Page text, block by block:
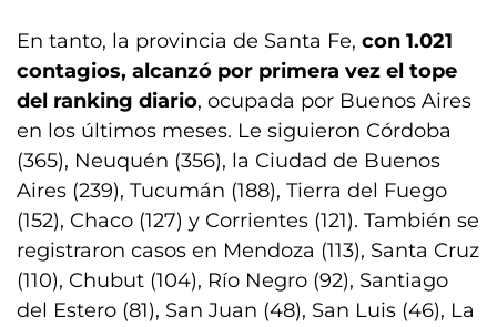
En tanto, la provincia de Santa Fe, con 1.021
contagios, alcanzó por primera vez el tope
del ranking diario, ocupada por Buenos Aires
en los últimos meses. Le siguieron Córdoba
(365), Neuquén (356), la Ciudad de Buenos
Aires (239), Tucumán (188), Tierra del Fuego
(152), Chaco (127) y Corrientes (121). También se
registraron casos en Mendoza (113), Santa Cruz
(110), Chubut (104), Río Negro (92), Santiago
del Estero (81), San Juan (48), San Luis (46), La